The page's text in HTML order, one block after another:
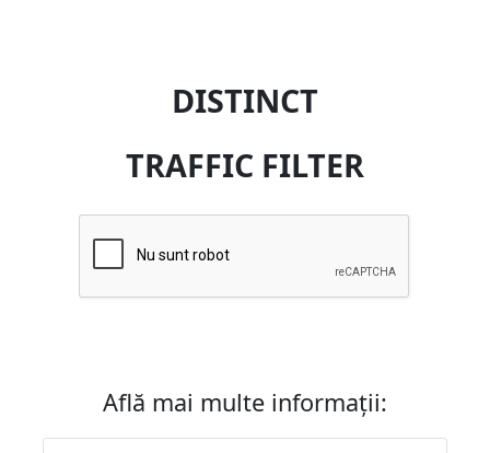
DISTINCT
TRAFFIC FILTER
Află mai multe informații: